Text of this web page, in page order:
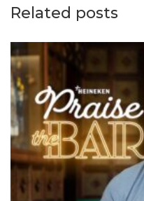
Related posts